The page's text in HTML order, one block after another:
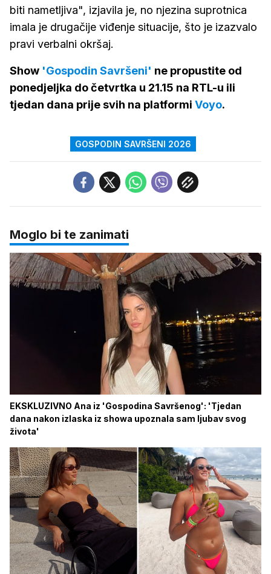
biti nametljiva", izjavila je, no njezina suprotnica
imala je drugačije viđenje situacije, što je izazvalo
pravi verbalni okršaj.
Show 'Gospodin Savršeni' ne propustite od
ponedjeljka do četvrtka u 21.15 na RTL-u ili
tjedan dana prije svih na platformi Voyo.
GOSPODIN SAVRŠENI 2026
Moglo bi te zanimati
EKSKLUZIVNO Ana iz 'Gospodina Savršenog': 'Tjedan
dana nakon izlaska iz showa upoznala sam ljubav svog
života'